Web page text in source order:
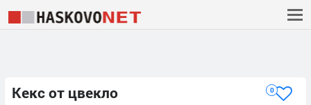
Кекс от цвекло 0